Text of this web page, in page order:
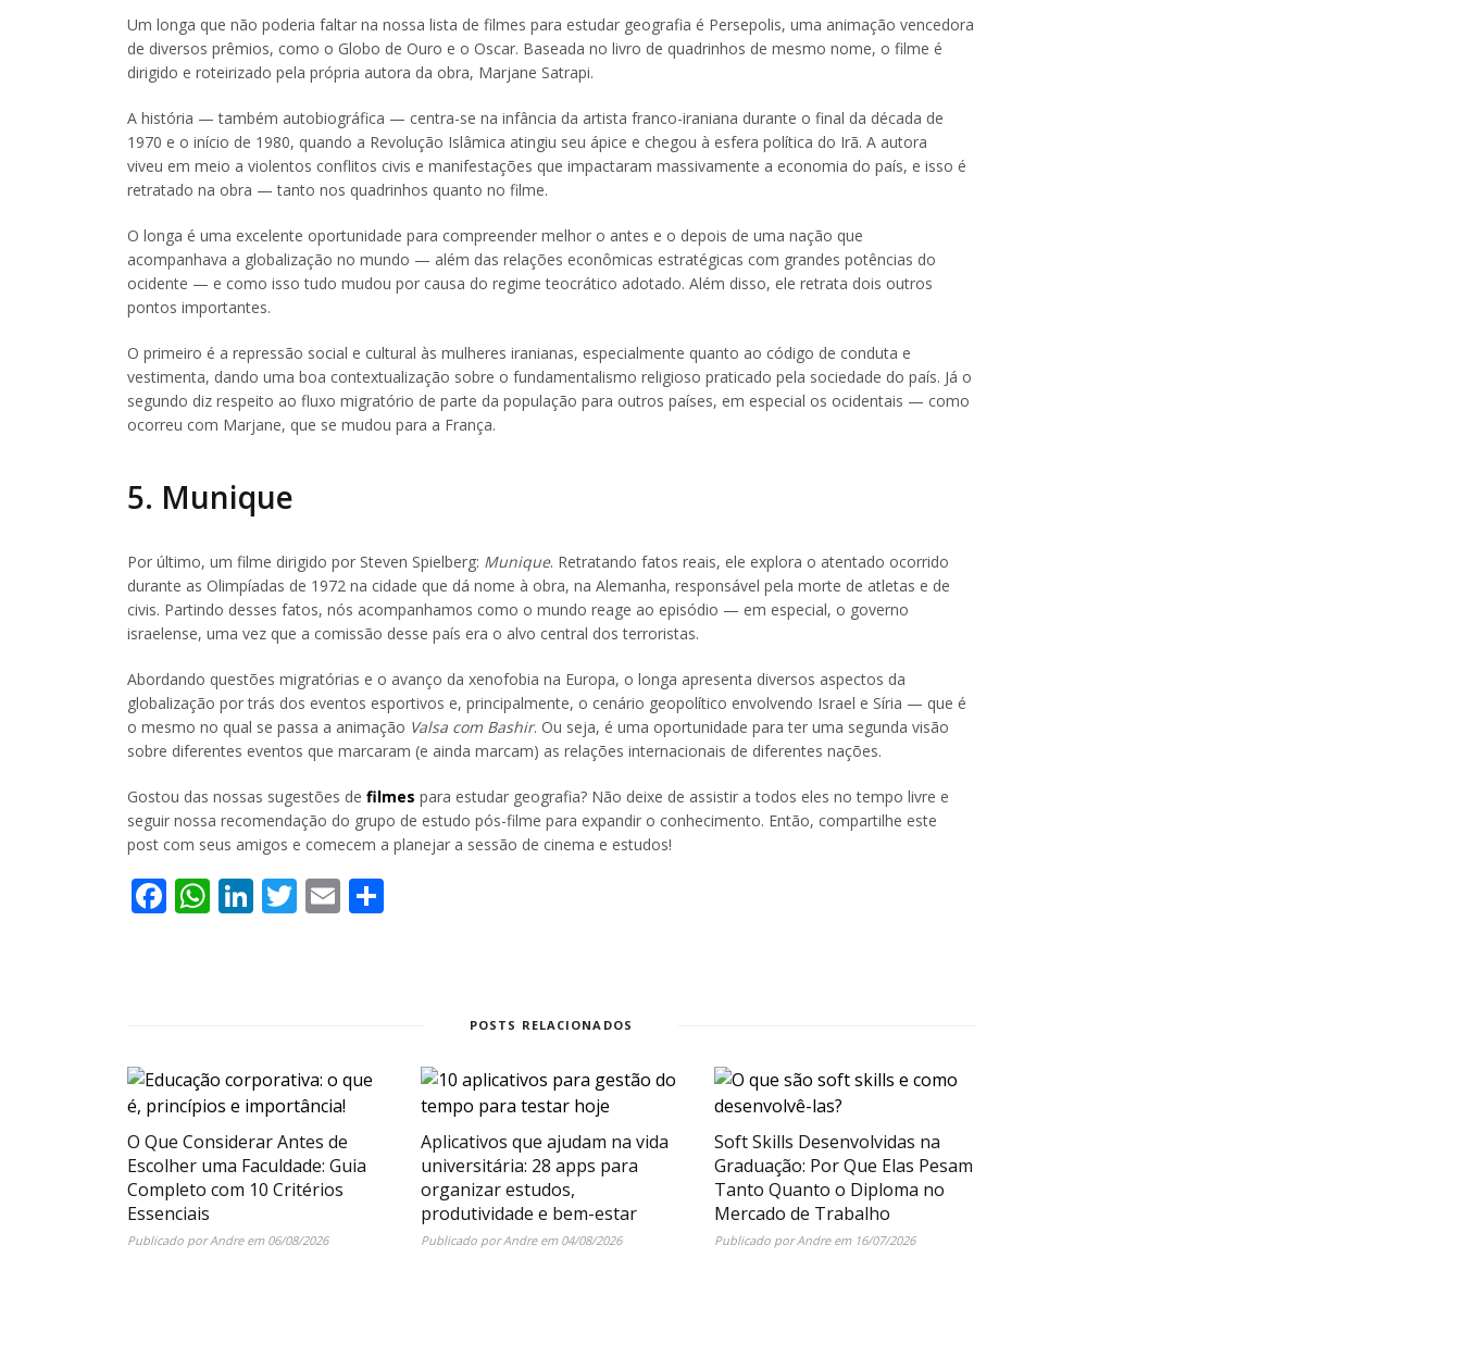
Um longa que não poderia faltar na nossa lista de filmes para estudar geografia é Persepolis, uma animação vencedora
de diversos prêmios, como o Globo de Ouro e o Oscar. Baseada no livro de quadrinhos de mesmo nome, o filme é
dirigido e roteirizado pela própria autora da obra, Marjane Satrapi.
A história — também autobiográfica — centra-se na infância da artista franco-iraniana durante o final da década de
1970 e o início de 1980, quando a Revolução Islâmica atingiu seu ápice e chegou à esfera política do Irã. A autora
viveu em meio a violentos conflitos civis e manifestações que impactaram massivamente a economia do país, e isso é
retratado na obra — tanto nos quadrinhos quanto no filme.
O longa é uma excelente oportunidade para compreender melhor o antes e o depois de uma nação que
acompanhava a globalização no mundo — além das relações econômicas estratégicas com grandes potências do
ocidente — e como isso tudo mudou por causa do regime teocrático adotado. Além disso, ele retrata dois outros
pontos importantes.
O primeiro é a repressão social e cultural às mulheres iranianas, especialmente quanto ao código de conduta e
vestimenta, dando uma boa contextualização sobre o fundamentalismo religioso praticado pela sociedade do país. Já o
segundo diz respeito ao fluxo migratório de parte da população para outros países, em especial os ocidentais — como
ocorreu com Marjane, que se mudou para a França.
5. Munique
Por último, um filme dirigido por Steven Spielberg: Munique. Retratando fatos reais, ele explora o atentado ocorrido
durante as Olimpíadas de 1972 na cidade que dá nome à obra, na Alemanha, responsável pela morte de atletas e de
civis. Partindo desses fatos, nós acompanhamos como o mundo reage ao episódio — em especial, o governo
israelense, uma vez que a comissão desse país era o alvo central dos terroristas.
Abordando questões migratórias e o avanço da xenofobia na Europa, o longa apresenta diversos aspectos da
globalização por trás dos eventos esportivos e, principalmente, o cenário geopolítico envolvendo Israel e Síria — que é
o mesmo no qual se passa a animação Valsa com Bashir. Ou seja, é uma oportunidade para ter uma segunda visão
sobre diferentes eventos que marcaram (e ainda marcam) as relações internacionais de diferentes nações.
Gostou das nossas sugestões de filmes para estudar geografia? Não deixe de assistir a todos eles no tempo livre e
seguir nossa recomendação do grupo de estudo pós-filme para expandir o conhecimento. Então, compartilhe este
post com seus amigos e comecem a planejar a sessão de cinema e estudos!
Facebook
WhatsApp
LinkedIn
Twitter
Email
POSTS RELACIONADOS
O Que Considerar Antes de
Escolher uma Faculdade: Guia
Completo com 10 Critérios
Essenciais
Publicado porAndreem 06/08/2026
Aplicativos que ajudam na vida
universitária: 28 apps para
organizar estudos,
produtividade e bem-estar
Publicado porAndreem 04/08/2026
Soft Skills Desenvolvidas na
Graduação: Por Que Elas Pesam
Tanto Quanto o Diploma no
Mercado de Trabalho
Publicado porAndreem 16/07/2026